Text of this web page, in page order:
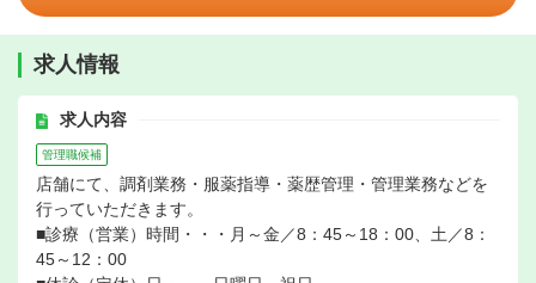
求人情報
求人内容
管理職候補
店舗にて、調剤業務・服薬指導・薬歴管理・管理業務などを
行っていただきます。
■診療（営業）時間・・・月～金／8：45～18：00、土／8：
45～12：00